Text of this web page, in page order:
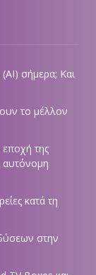
σήμερα; Και
το μέλλον
της
αυτόνομη
κατά τη
στην